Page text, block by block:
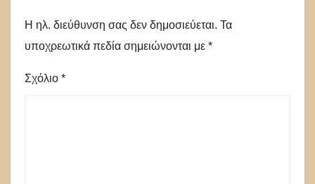
Η ηλ. διεύθυνση σας δεν δημοσιεύεται. Τα
υποχρεωτικά πεδία σημειώνονται με *
Σχόλιο *